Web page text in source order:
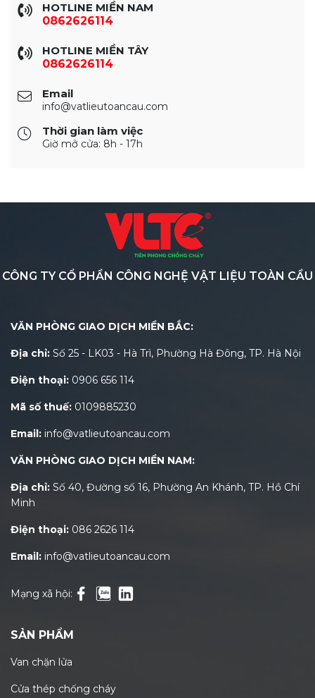
HOTLINE MIỀN NAM
0862626114
HOTLINE MIỀN TÂY
0862626114
Email
info@vatlieutoancau.com
Thời gian làm việc
Giờ mở cửa: 8h - 17h
CÔNG TY CỔ PHẦN CÔNG NGHỆ VẬT LIỆU TOÀN CẦU
VĂN PHÒNG GIAO DỊCH MIỀN BẮC:
Địa chỉ: Số 25 - LK03 - Hà Trì, Phường Hà Đông, TP. Hà Nội
Điện thoại: 0906 656 114
Mã số thuế: 0109885230
Email: info@vatlieutoancau.com
VĂN PHÒNG GIAO DỊCH MIỀN NAM:
Địa chỉ: Số 40, Đường số 16, Phường An Khánh, TP. Hồ Chí
Minh
Điện thoại: 086 2626 114
Email: info@vatlieutoancau.com
Mạng xã hội:
SẢN PHẨM
Van chặn lửa
Cửa thép chống cháy